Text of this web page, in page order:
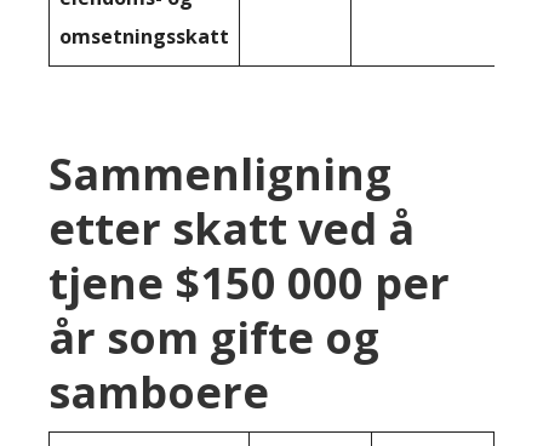
omsetningsskatt
Sammenligning
etter skatt ved å
tjene $150 000 per
år som gifte og
samboere